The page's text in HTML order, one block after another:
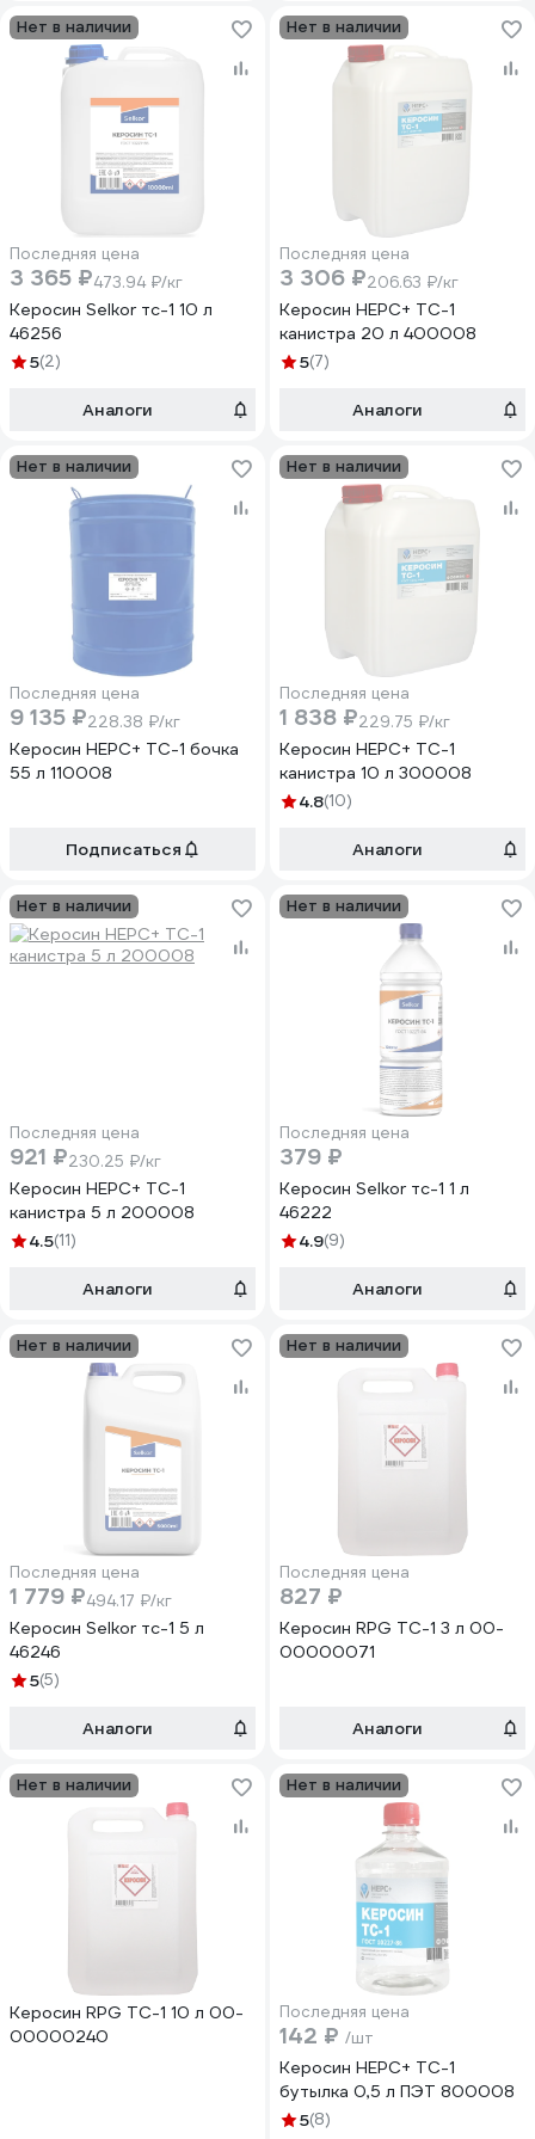
Нет в наличии
Последняя цена
3 365 ₽473.94 ₽/кг
Керосин Selkor тс-1 10 л
46256
5(2)
Аналоги
Нет в наличии
Последняя цена
3 306 ₽206.63 ₽/кг
Керосин НЕРС+ ТС-1
канистра 20 л 400008
5(7)
Аналоги
Нет в наличии
Последняя цена
9 135 ₽228.38 ₽/кг
Керосин НЕРС+ ТС-1 бочка
55 л 110008
Подписаться
Нет в наличии
Последняя цена
1 838 ₽229.75 ₽/кг
Керосин НЕРС+ ТС-1
канистра 10 л 300008
4.8(10)
Аналоги
Нет в наличии
Последняя цена
921 ₽230.25 ₽/кг
Керосин НЕРС+ ТС-1
канистра 5 л 200008
4.5(11)
Аналоги
Нет в наличии
Последняя цена
379 ₽
Керосин Selkor тс-1 1 л
46222
4.9(9)
Аналоги
Нет в наличии
Последняя цена
1 779 ₽494.17 ₽/кг
Керосин Selkor тс-1 5 л
46246
5(5)
Аналоги
Нет в наличии
Последняя цена
827 ₽
Керосин RPG ТС-1 3 л 00-
00000071
Аналоги
Нет в наличии
Керосин RPG ТС-1 10 л 00-
00000240
Нет в наличии
Последняя цена
142 ₽ /шт
Керосин НЕРС+ ТС-1
бутылка 0,5 л ПЭТ 800008
5(8)